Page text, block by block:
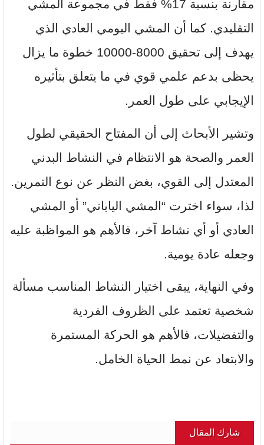
مقارنة بنسبة 17% فقط في مجموعة المشي
التقليدي. كما أن المشي اليومي العادي الذي
يهدف إلى تحقيق 8000-10000 خطوة ما يزال
يحظى بدعم علمي قوي في ما يتعلق بتأثيره
الإيجابي على طول العمر.
وتشير الأبحاث إلى أن المفتاح الحقيقي لطول
العمر والصحة هو الانتظام في النشاط البدني
المعتدل إلى القوي، بغض النظر عن نوع التمرين.
لذا، سواء اخترت “المشي الياباني” أو المشي
العادي أو أي نشاط آخر، فالأهم هو المواظبة عليه
وجعله عادة يومية.
وفي النهاية، يبقى اختيار النشاط المناسب مسألة
شخصية تعتمد على الظروف الفردية
والتفضيلات، فالأهم هو الحركة المستمرة
والابتعاد عن نمط الحياة الخامل.
شارك المقال